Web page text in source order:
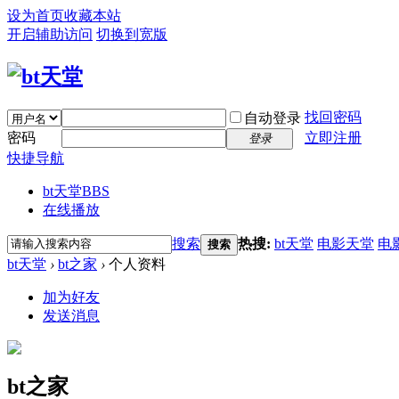
设为首页收藏本站
开启辅助访问 切换到宽版
自动登录 找回密码
密码
登录
立即注册
快捷导航
bt天堂BBS
在线播放
搜索 搜索 热搜: bt天堂 电影天堂 电
bt天堂 › bt之家 › 个人资料
加为好友
发送消息
bt之家